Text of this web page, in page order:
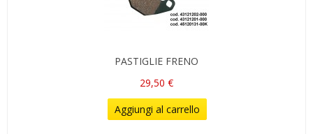
PASTIGLIE FRENO
29,50 €
Aggiungi al carrello